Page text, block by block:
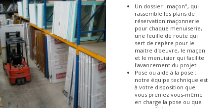
Un dossier "maçon", qui
rassemble les plans de
réservation maçonnerie
pour chaque menuiserie,
une feuille de route qui
sert de repère pour le
maitre d'oeuvre, le maçon
et le menuisier qui facilite
l'avancement du projet
Pose ou aide à la pose :
notre équipe technique est
à votre disposition que
vous preniez vous-même
en charge la pose ou que